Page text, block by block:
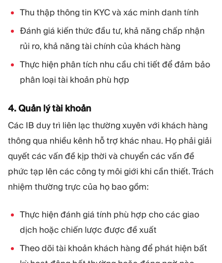
Thu thập thông tin KYC và xác minh danh tính
Đánh giá kiến thức đầu tư, khả năng chấp nhận
rủi ro, khả năng tài chính của khách hàng
Thực hiện phân tích nhu cầu chi tiết để đảm bảo
phân loại tài khoản phù hợp
4. Quản lý tài khoản
Các IB duy trì liên lạc thường xuyên với khách hàng
thông qua nhiều kênh hỗ trợ khác nhau. Họ phải giải
quyết các vấn đề kịp thời và chuyển các vấn đề
phức tạp lên các công ty môi giới khi cần thiết. Trách
nhiệm thường trực của họ bao gồm:
Thực hiện đánh giá tính phù hợp cho các giao
dịch hoặc chiến lược được đề xuất
Theo dõi tài khoản khách hàng để phát hiện bất